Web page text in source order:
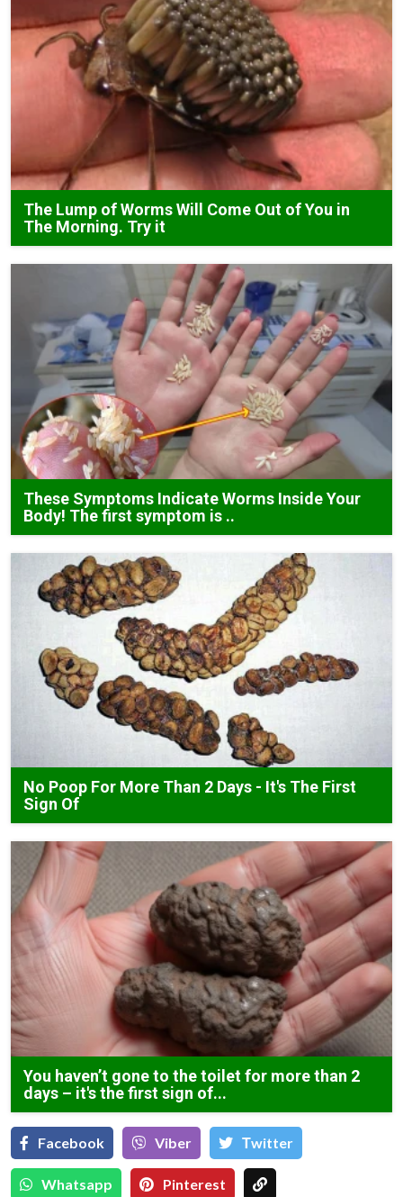
The Lump of Worms Will Come Out of You in
The Morning. Try it
These Symptoms Indicate Worms Inside Your
Body! The first symptom is ..
No Poop For More Than 2 Days - It's The First
Sign Of
You haven’t gone to the toilet for more than 2
days – it's the first sign of...
Facebook Viber Тwitter
Whatsapp Pinterest